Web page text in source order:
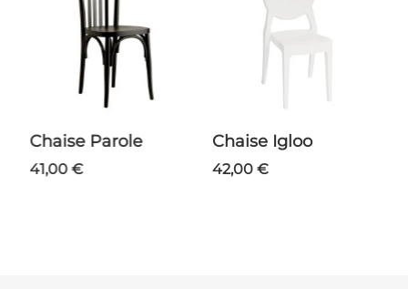
Chaise Parole
41,00 €
Chaise Igloo
42,00 €